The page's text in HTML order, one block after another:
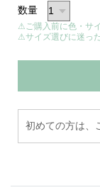
数量
⚠ご購入前に色・サ
⚠サイズ選びに迷っ
初めての方は、